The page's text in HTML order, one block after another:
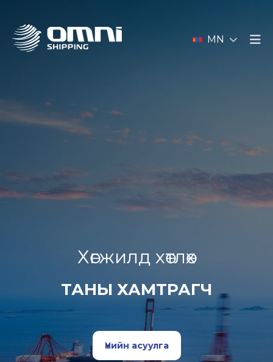
MN
Хөгжилд хөтлөх
ТАНЫ ХАМТРАГЧ
Үнийн асуулга